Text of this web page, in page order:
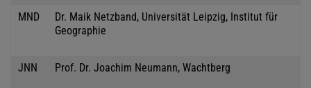
MND
Dr. Maik Netzband, Universität Leipzig, Institut für
Geographie
JNN Prof. Dr. Joachim Neumann, Wachtberg